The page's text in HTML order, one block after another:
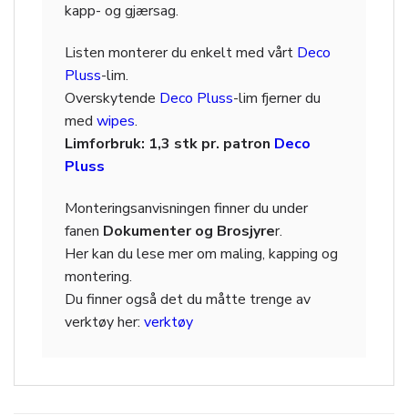
kapp- og gjærsag.
Listen monterer du enkelt med vårt Deco
Pluss-lim.
Overskytende Deco Pluss-lim fjerner du
med wipes.
Limforbruk: 1,3 stk pr. patron Deco
Pluss
Monteringsanvisningen finner du under
fanen Dokumenter og Brosjyrer.
Her kan du lese mer om maling, kapping og
montering.
Du finner også det du måtte trenge av
verktøy her: verktøy